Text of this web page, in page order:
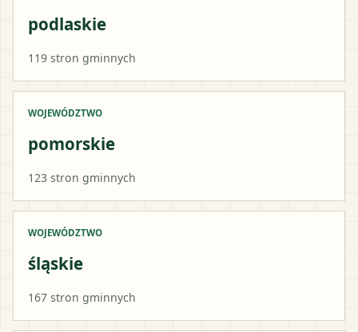
podlaskie
119 stron gminnych
WOJEWÓDZTWO
pomorskie
123 stron gminnych
WOJEWÓDZTWO
śląskie
167 stron gminnych